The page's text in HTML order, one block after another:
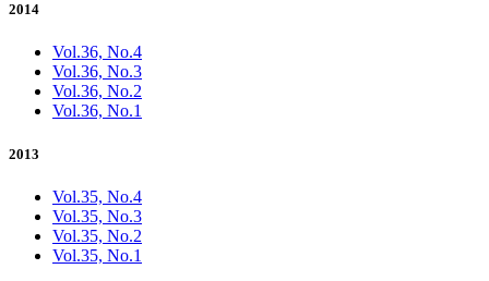
2014
Vol.36, No.4
Vol.36, No.3
Vol.36, No.2
Vol.36, No.1
2013
Vol.35, No.4
Vol.35, No.3
Vol.35, No.2
Vol.35, No.1